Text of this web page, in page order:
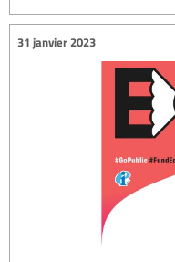
31 janvier 2023